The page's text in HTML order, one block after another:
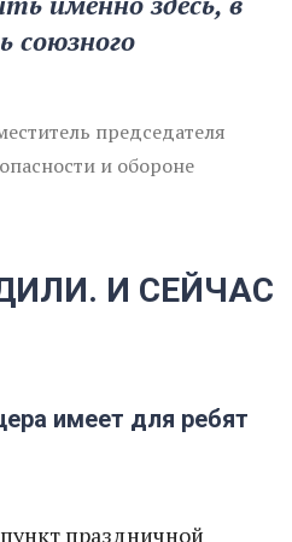
союзного
председателя
и обороне
И СЕЙЧАС
имеет для ребят
праздничной